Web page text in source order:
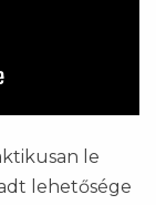
le
lehetősége